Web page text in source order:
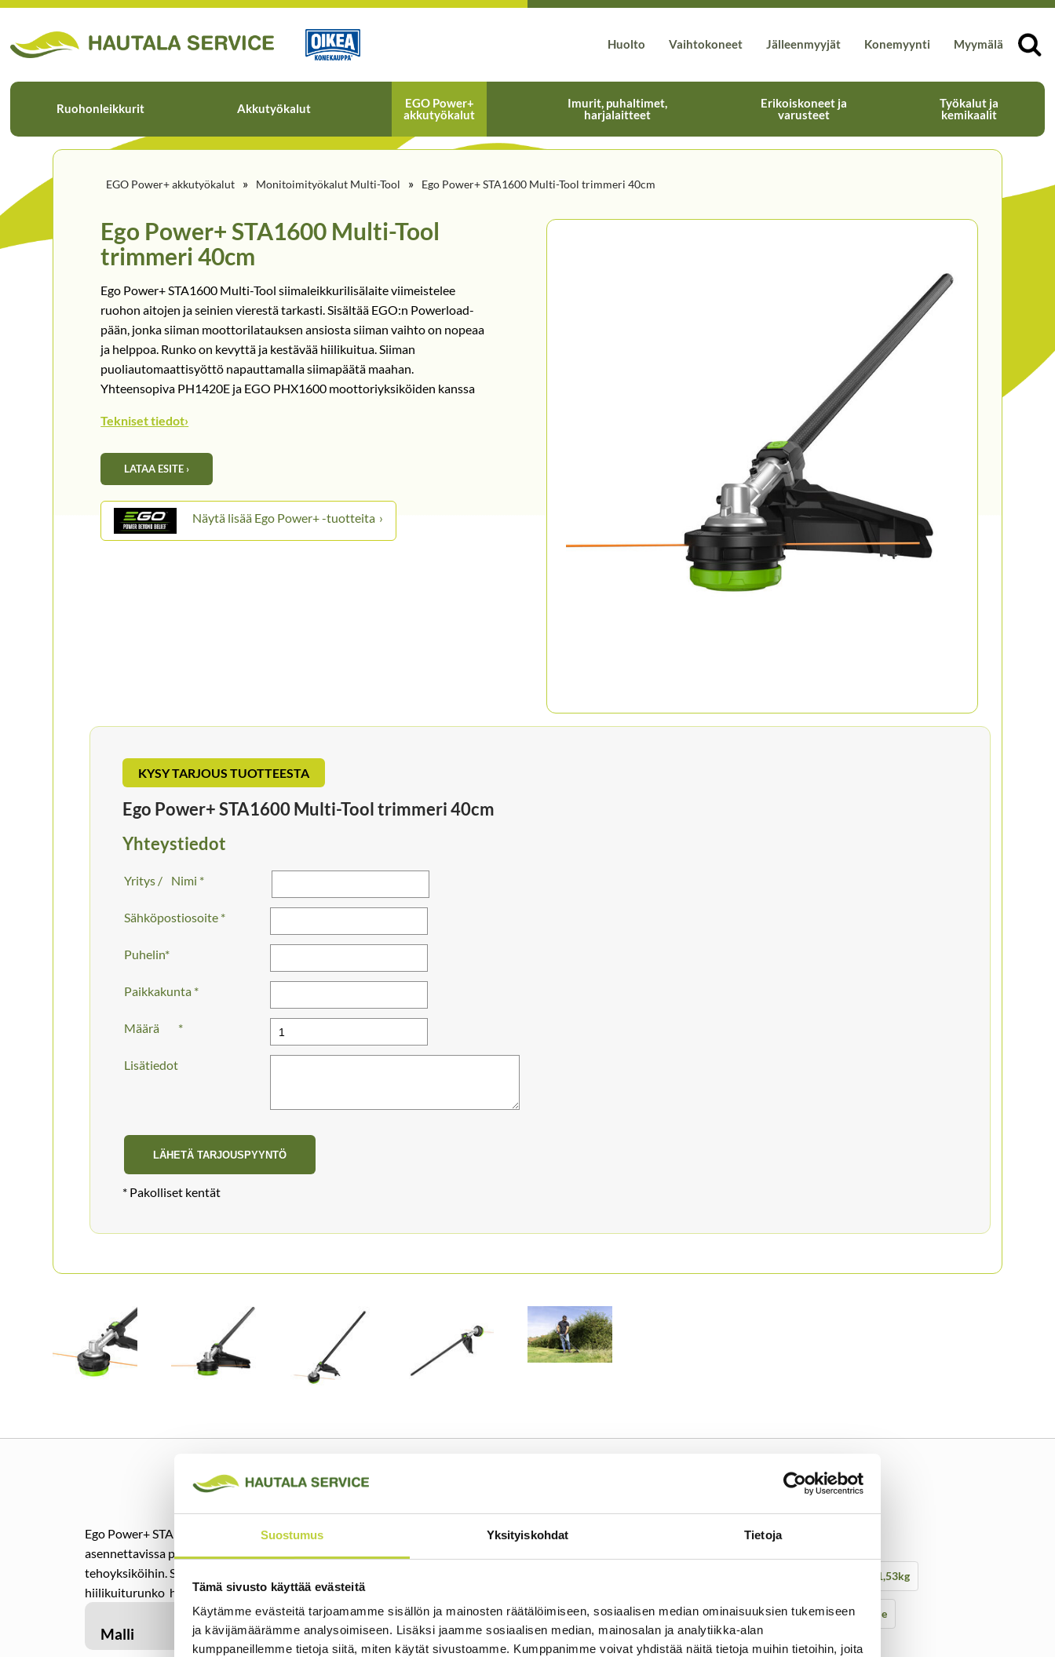
Suostumus Yksityiskohdat Tietoja
Tämä sivusto käyttää evästeitä
Käytämme evästeitä tarjoamamme sisällön ja mainosten räätälöimiseen, sosiaalisen median ominaisuuksien tukemiseen
ja kävijämäärämme analysoimiseen. Lisäksi jaamme sosiaalisen median, mainosalan ja analytiikka-alan
kumppaneillemme tietoja siitä, miten käytät sivustoamme. Kumppanimme voivat yhdistää näitä tietoja muihin tietoihin, joita
Huolto Vaihtokoneet Jälleenmyyjät Konemyynti Myymälä
Ruohonleikkurit Akkutyökalut
EGO Power+
akkutyökalut
Imurit, puhaltimet,
harjalaitteet
Erikoiskoneet ja
varusteet
Työkalut ja
kemikaalit
EGO Power+ akkutyökalut » Monitoimityökalut Multi-Tool » Ego Power+ STA1600 Multi-Tool trimmeri 40cm
Ego Power+ STA1600 Multi-Tool
trimmeri 40cm
Ego Power+ STA1600 Multi-Tool siimaleikkurilisälaite viimeistelee
ruohon aitojen ja seinien vierestä tarkasti. Sisältää EGO:n Powerload-​
pään, jonka siiman moottorilatauksen ansiosta siiman vaihto on nopeaa
ja helppoa. Runko on kevyttä ja kestävää hiilikuitua. Siiman
puoliautomaattisyöttö napauttamalla siimapäätä maahan.
Yhteensopiva PH1420E ja EGO PHX1600 moottoriyksiköiden kanssa
Tekniset tiedot›
LATAA ESITE ›
Ego Power+ -tuotteita
KYSY TARJOUS TUOTTEESTA
Ego Power+ STA1600 Multi-Tool trimmeri 40cm
Yhteystiedot
Nimi *
Sähköpostiosoite *
Puhelin
Paikkakunta *
Määrä
Lisätiedot
Tekniset tiedot
Ego Power+ STA1600 Multi-Tool siimaleikkurilisälaite on nopeasti
asennettavissa pikalukituksella PH1420E ja PHX1600 Multi-Tool
tehoyksiköihin. Siiman Powerload-moottoroitu sisäänkelaus ja kevyt
hiilikuiturunko helpottavat työskentelyä
Malli Ego Power+ STA1600
Paino vain 1,53kg
Työleveys 40cm Siima 2,4mm Ammattilaisille